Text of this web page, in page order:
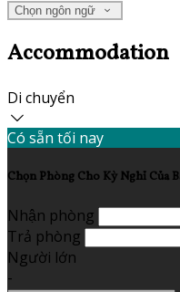
Chọn ngôn ngữ
Accommodation
Di chuyển
Có sẵn tối nay
Chọn Phòng Cho Kỳ Nghỉ Của
Nhận phòng
Trả phòng
Người lớn
-